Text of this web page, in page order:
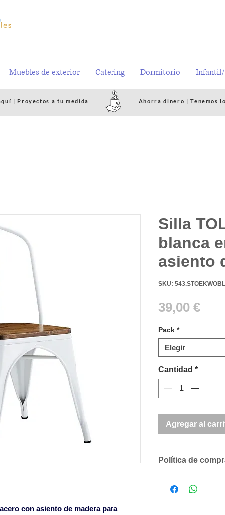
Muebles de exterior Catering Dormitorio Infantil/
| Proyectos a tu medida Ahorra dinero | Tenemos
con asiento de madera para
Silla
blanca
asiento
SKU: 543.STOEKWOBL
39,00 €
Pack *
Elegir
Cantidad *
Agregar al
Política de
según volumen